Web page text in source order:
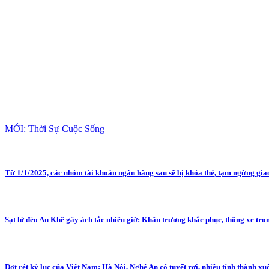
MỚI: Thời Sự Cuộc Sống
Từ 1/1/2025, các nhóm tài khoản ngân hàng sau sẽ bị khóa thẻ, tạm ngừng
Sạt lở đèo An Khê gây ách tắc nhiều giờ: Khẩn trương khắc phục, thông xe
Đợt rét kỷ lục của Việt Nam: Hà Nội, Nghệ An có tuyết rơi, nhiều tỉnh thành